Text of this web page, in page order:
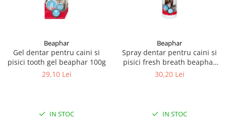
Beaphar
Gel dentar pentru caini si
pisici tooth gel beaphar 100g
29,10 Lei
IN STOC
Beaphar
Spray dentar pentru caini si
pisici fresh breath beaphar
150ml
30,20 Lei
IN STOC